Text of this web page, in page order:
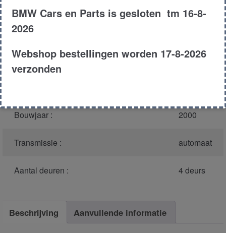
Carroserie :
Motor type : 306d1
Bouwjaar : 2000
Transmissie : automaat
Aantal deuren : 4 deurs
Beschrijving Aanvullende informatie
BMW Cars en Parts is gesloten tm 16-8-
2026
Webshop bestellingen worden 17-8-2026
verzonden